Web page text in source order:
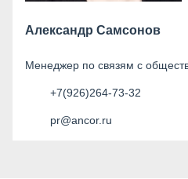
Александр Самсонов
Менеджер по связям с
+7(926)264-73-32
pr@ancor.ru